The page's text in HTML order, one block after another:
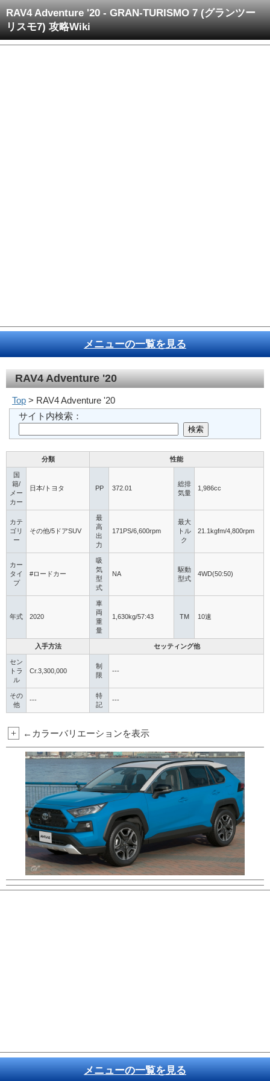
RAV4 Adventure '20 - GRAN-TURISMO 7 (グランツー
リスモ7) 攻略Wiki
メニューの一覧を見る
RAV4 Adventure '20
Top > RAV4 Adventure '20
サイト内検索：
分類 性能
国
籍/
メー
カー
日本/トヨタ PP 372.01
総排
気量
1,986cc
カテ
ゴリ
ー
その他/5ドアSUV
最
高
出
力
171PS/6,600rpm
最大
トル
ク
21.1kgfm/4,800rpm
カー
タイ
プ
#ロードカー
吸
気
型
式
NA
駆動
型式
4WD(50:50)
年式 2020
車
両
重
量
1,630kg/57:43 TM 10速
入手方法 セッティング他
セン
トラ
ル
Cr.3,300,000
制
限
---
その
他
---
特
記
---
+ ←カラーバリエーションを表示
メニューの一覧を見る